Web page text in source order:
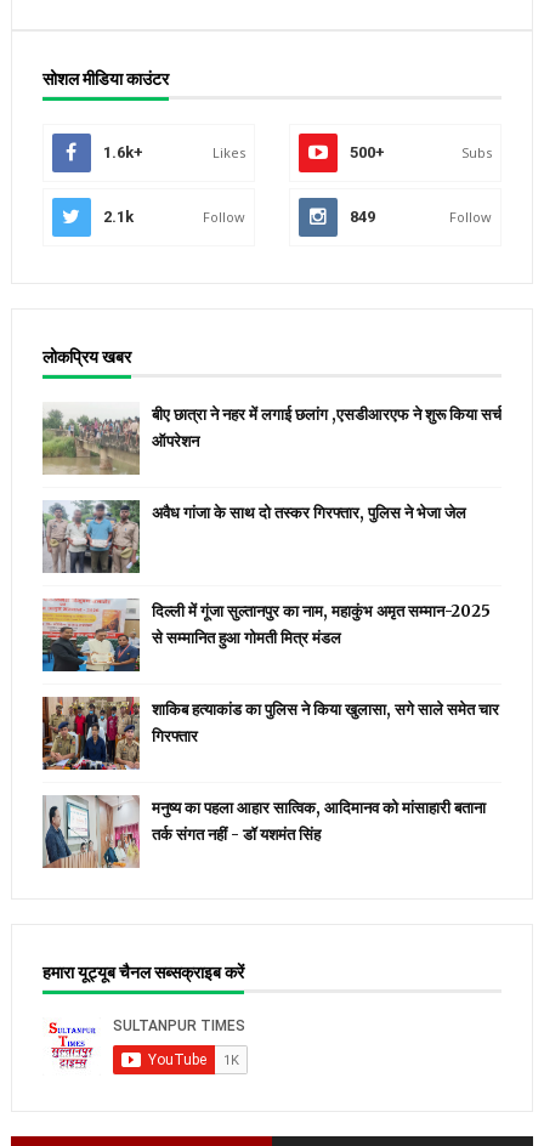
सोशल मीडिया काउंटर
1.6k+ Likes 500+ Subs
2.1k Follow 849 Follow
लोकप्रिय खबर
बीए छात्रा ने नहर में लगाई छलांग ,एसडीआरएफ ने शुरू किया सर्च
ऑपरेशन
अवैध गांजा के साथ दो तस्कर गिरफ्तार, पुलिस ने भेजा जेल
दिल्ली में गूंजा सुल्तानपुर का नाम, महाकुंभ अमृत सम्मान-2025
से सम्मानित हुआ गोमती मित्र मंडल
शाकिब हत्याकांड का पुलिस ने किया खुलासा, सगे साले समेत चार
गिरफ्तार
मनुष्य का पहला आहार सात्विक, आदिमानव को मांसाहारी बताना
तर्क संगत नहीं - डॉ यशमंत सिंह
हमारा यूट्यूब चैनल सब्सक्राइब करें